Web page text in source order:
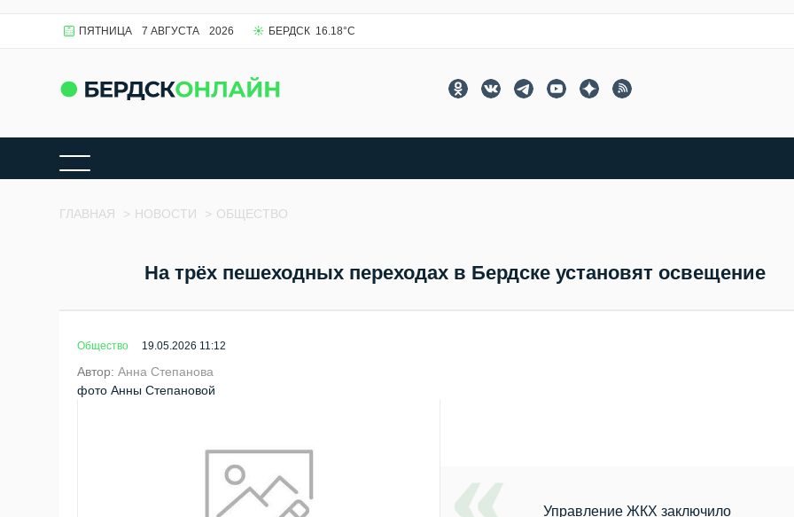
ПЯТНИЦА 7 АВГУСТА 2026 БЕРДСК 16.18°C
ГЛАВНАЯ > НОВОСТИ > ОБЩЕСТВО
На трёх пешеходных переходах в Бердске установят освещение
Общество 19.05.2026 11:12
Автор:Анна Степанова
фото Анны Степановой
Управление ЖКХ заключило